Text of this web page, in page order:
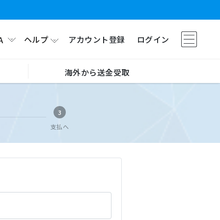
ヘルプ アカウント登録 ログイン
海外から送金受取
3
支払へ